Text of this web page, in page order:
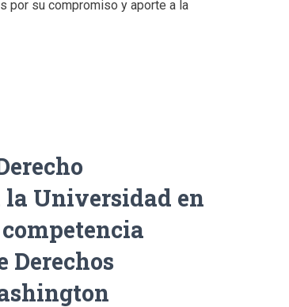
por su compromiso y aporte a la
la Universidad en